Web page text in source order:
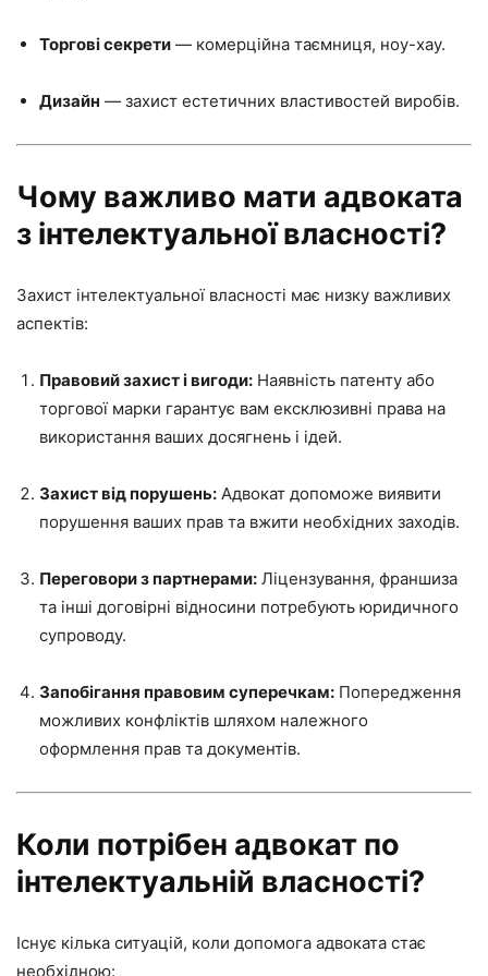
Торгові секрети — комерційна таємниця, ноу-хау.
Дизайн — захист естетичних властивостей виробів.
Чому важливо мати адвоката
з інтелектуальної власності?
Захист інтелектуальної власності має низку важливих
аспектів:
Правовий захист і вигоди: Наявність патенту або
торгової марки гарантує вам ексклюзивні права на
використання ваших досягнень і ідей.
Захист від порушень: Адвокат допоможе виявити
порушення ваших прав та вжити необхідних заходів.
Переговори з партнерами: Ліцензування, франшиза
та інші договірні відносини потребують юридичного
супроводу.
Запобігання правовим суперечкам: Попередження
можливих конфліктів шляхом належного
оформлення прав та документів.
Коли потрібен адвокат по
інтелектуальній власності?
Існує кілька ситуацій, коли допомога адвоката стає
необхідною: